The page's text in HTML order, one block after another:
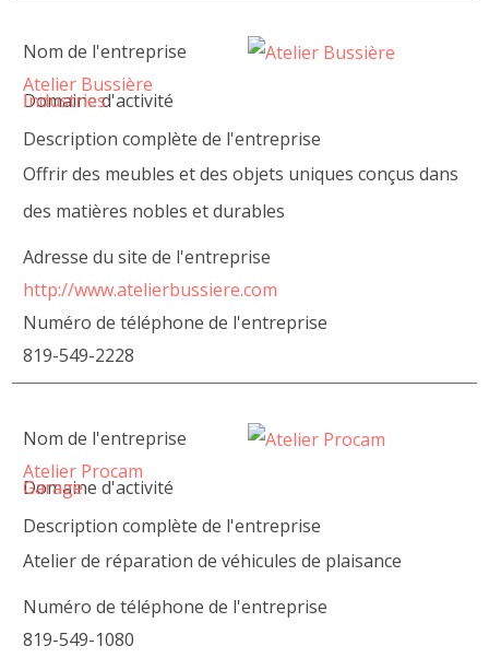
Nom de l'entreprise
Atelier Bussière
Domaine d'activité
Industries
Description complète de l'entreprise
Offrir des meubles et des objets uniques conçus dans
des matières nobles et durables
Adresse du site de l'entreprise
http://www.atelierbussiere.com
Numéro de téléphone de l'entreprise
819-549-2228
Nom de l'entreprise
Atelier Procam
Domaine d'activité
Garage
Description complète de l'entreprise
Atelier de réparation de véhicules de plaisance
Numéro de téléphone de l'entreprise
819-549-1080